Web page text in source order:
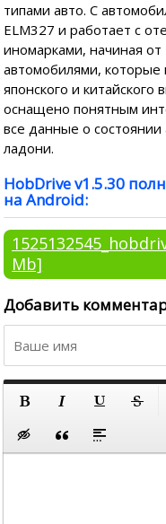
типами авто. С
ELM327 и работает с
иномарками, начиная
автомобилями, которые
японского и
оснащено понятным
все данные о
ладони.
HobDrive v1.5.30
на Android:
Mb]
Добавить
Полужирный
Вставка скрытого текста
Вставка цитаты
Вставка